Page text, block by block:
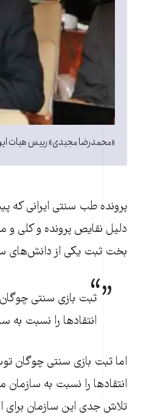
«محمدرضا مجیدی» رییس هیات
پرونده طب سنتی ایرانی که
دلیل نقایص پرونده و کلی و
بخت ثبت یکی از دانش‌های
ثبت بازی سنتی
انتقادها را نسبت به
اما ثبت بازی سنتی چوگان
انتقادها را نسبت به
تلاش جدی این سازمان برای